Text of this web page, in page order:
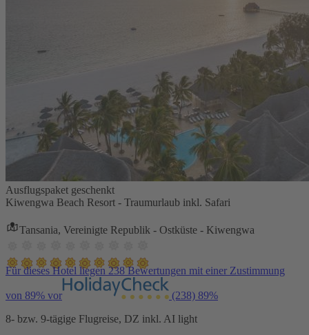
Ausflugspaket geschenkt
Kiwengwa Beach Resort - Traumurlaub inkl. Safari
Tansania, Vereinigte Republik - Ostküste - Kiwengwa
Für dieses Hotel liegen 238 Bewertungen mit einer Zustimmung
von 89% vor (238) 89%
8- bzw. 9-tägige Flugreise, DZ inkl. AI light